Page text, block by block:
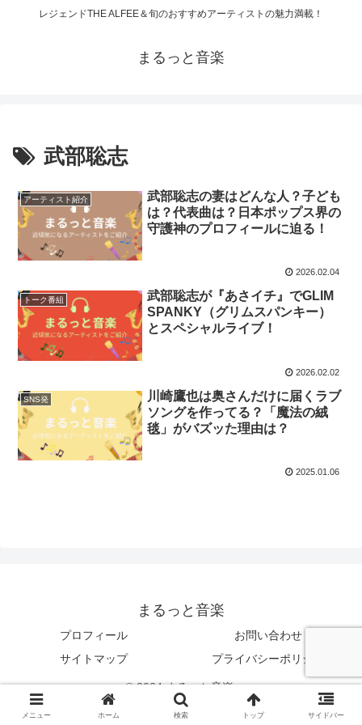
レジェンドTHE ALFEE＆旬のおすすめアーティストの魅力満載！
まるっと音楽
武部聡志
アーティスト紹介
武部聡志の妻はどんな人？子ども
は？代表曲は？日本ポップス界の
守護神のプロフィールに迫る！
2026.02.04
トーク番組
武部聡志が『あさイチ』でGLIM
SPANKY（グリムスパンキー）
とスペシャルライブ！
2026.02.02
SNS発
川崎鷹也は奥さんだけに届くラブ
ソングを作ってる？「魔法の絨
毯」がバズッた理由は？
2025.01.06
まるっと音楽
プロフィール
お問い合わせ
サイトマップ
プライバシーポリシー
© 2024 まるっと音楽.
メニュー ホーム 検索 トップ サイドバー